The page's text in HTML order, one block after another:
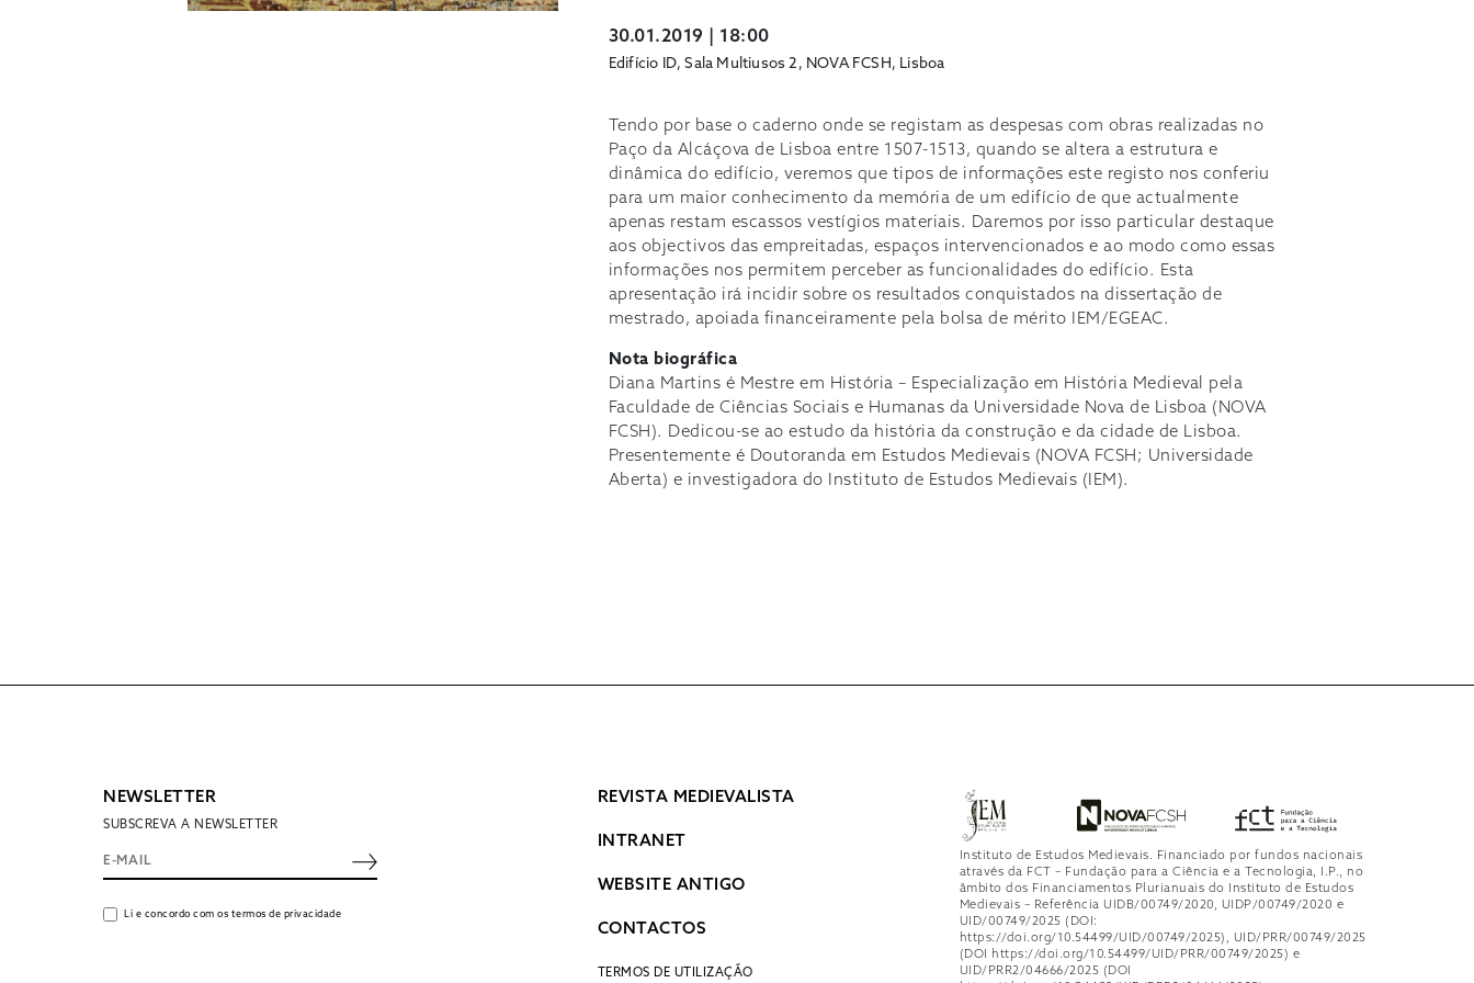
30.01.2019 | 18:00
Edifício ID, Sala Multiusos 2, NOVA FCSH, Lisboa
Tendo por base o caderno onde se registam as despesas com obras realizadas no
Paço da Alcáçova de Lisboa entre 1507-1513, quando se altera a estrutura e
dinâmica do edifício, veremos que tipos de informações este registo nos conferiu
para um maior conhecimento da memória de um edifício de que actualmente
apenas restam escassos vestígios materiais. Daremos por isso particular destaque
aos objectivos das empreitadas, espaços intervencionados e ao modo como essas
informações nos permitem perceber as funcionalidades do edifício. Esta
apresentação irá incidir sobre os resultados conquistados na dissertação de
mestrado, apoiada financeiramente pela bolsa de mérito IEM/EGEAC.
Nota biográfica
Diana Martins é Mestre em História – Especialização em História Medieval pela
Faculdade de Ciências Sociais e Humanas da Universidade Nova de Lisboa (NOVA
FCSH). Dedicou-se ao estudo da história da construção e da cidade de Lisboa.
Presentemente é Doutoranda em Estudos Medievais (NOVA FCSH; Universidade
Aberta) e investigadora do Instituto de Estudos Medievais (IEM).
NEWSLETTER
SUBSCREVA A NEWSLETTER
Li e concordo com os termos de privacidade
REVISTA MEDIEVALISTA
INTRANET
WEBSITE ANTIGO
CONTACTOS
TERMOS DE UTILIZAÇÃO
Instituto de Estudos Medievais. Financiado por fundos nacionais
através da FCT – Fundação para a Ciência e a Tecnologia, I.P., no
âmbito dos Financiamentos Plurianuais do Instituto de Estudos
Medievais – Referência UIDB/00749/2020, UIDP/00749/2020 e
UID/00749/2025 (DOI:
https://doi.org/10.54499/UID/00749/2025), UID/PRR/00749/2025
(DOI https://doi.org/10.54499/UID/PRR/00749/2025) e
UID/PRR2/04666/2025 (DOI